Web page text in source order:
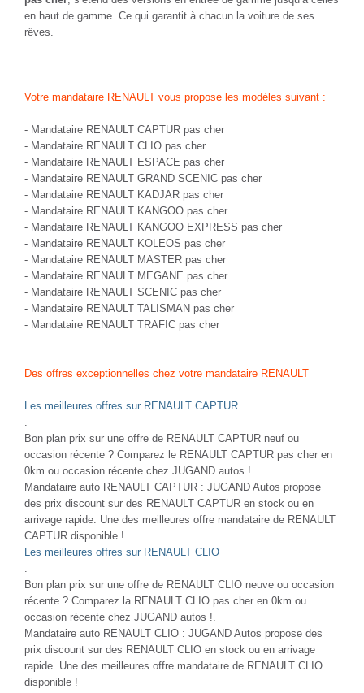
en haut de gamme. Ce qui garantit à chacun la voiture de ses
rêves.
Votre mandataire RENAULT vous propose les modèles suivant :
- Mandataire RENAULT CAPTUR pas cher
- Mandataire RENAULT CLIO pas cher
- Mandataire RENAULT ESPACE pas cher
- Mandataire RENAULT GRAND SCENIC pas cher
- Mandataire RENAULT KADJAR pas cher
- Mandataire RENAULT KANGOO pas cher
- Mandataire RENAULT KANGOO EXPRESS pas cher
- Mandataire RENAULT KOLEOS pas cher
- Mandataire RENAULT MASTER pas cher
- Mandataire RENAULT MEGANE pas cher
- Mandataire RENAULT SCENIC pas cher
- Mandataire RENAULT TALISMAN pas cher
- Mandataire RENAULT TRAFIC pas cher
Des offres exceptionnelles chez votre mandataire RENAULT
Les meilleures offres sur RENAULT CAPTUR
.
Bon plan prix sur une offre de RENAULT CAPTUR neuf ou
occasion récente ? Comparez le RENAULT CAPTUR pas cher en
0km ou occasion récente chez JUGAND autos !.
Mandataire auto RENAULT CAPTUR : JUGAND Autos propose
des prix discount sur des RENAULT CAPTUR en stock ou en
arrivage rapide. Une des meilleures offre mandataire de RENAULT
CAPTUR disponible !
Les meilleures offres sur RENAULT CLIO
.
Bon plan prix sur une offre de RENAULT CLIO neuve ou occasion
récente ? Comparez la RENAULT CLIO pas cher en 0km ou
occasion récente chez JUGAND autos !.
Mandataire auto RENAULT CLIO : JUGAND Autos propose des
prix discount sur des RENAULT CLIO en stock ou en arrivage
rapide. Une des meilleures offre mandataire de RENAULT CLIO
disponible !